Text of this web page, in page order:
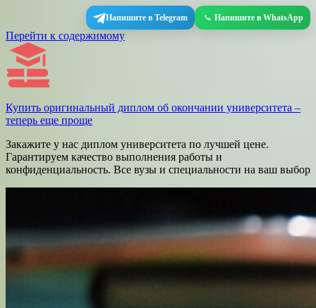
Напишите в Telegram Напишите в WhatsApp
Перейти к содержимому
Купить оригинальный диплом об окончании университета –
теперь еще проще
Закажите у нас диплом университета по лучшей цене.
Гарантируем качество выполнения работы и
конфиденциальность. Все вузы и специальности на ваш выбор